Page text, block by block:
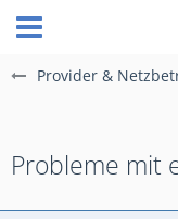
Provider &
Probleme mit